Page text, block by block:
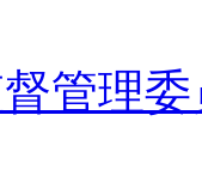
管理